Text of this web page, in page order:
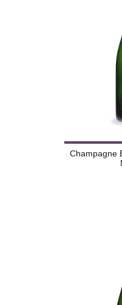
Champagne